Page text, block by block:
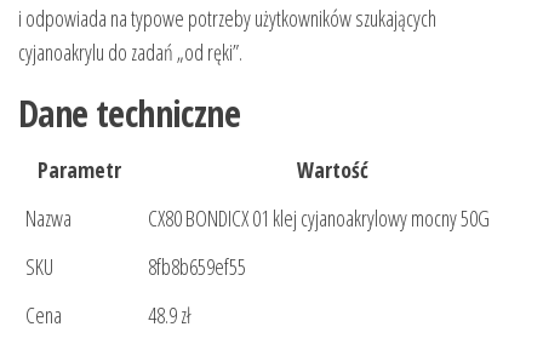
i odpowiada na typowe potrzeby użytkowników szukających
cyjanoakrylu do zadań „od ręki”.
Dane techniczne
Parametr
Wartość
Nazwa
CX80 BONDICX 01 klej cyjanoakrylowy mocny 50G
SKU
8fb8b659ef55
Cena
48.9 zł